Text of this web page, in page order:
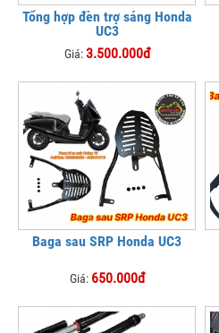
Tổng hợp đèn trợ sáng Honda
UC3
Giá:3.500.000đ
Baga sau SRP Honda UC3
Giá: 650.000đ